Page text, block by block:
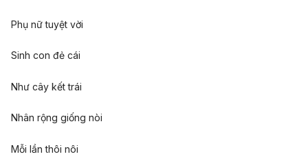
Phụ nữ tuyệt vời
Sinh con đẻ cái
Như cây kết trái
Nhân rộng giống nòi
Mỗi lần thôi nôi